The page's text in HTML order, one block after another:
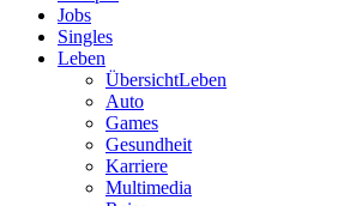
Jobs
Singles
Leben
ÜbersichtLeben
Auto
Games
Gesundheit
Karriere
Multimedia